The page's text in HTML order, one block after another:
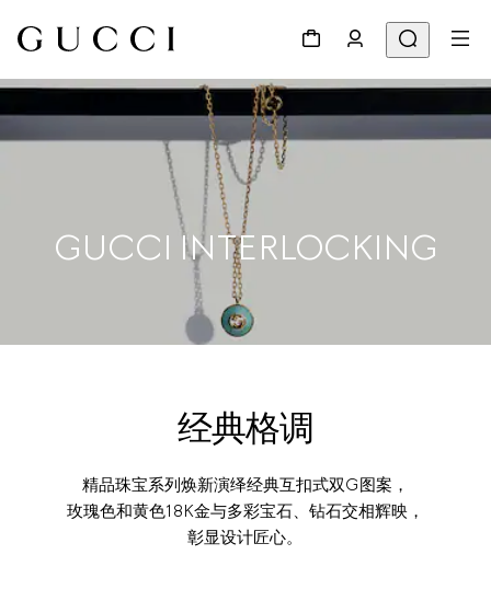
GUCCI INTERLOCKING
经典格调
精品珠宝系列焕新演绎经典互扣式双G图案，
玫瑰色和黄色18K金与多彩宝石、钻石交相辉映，
彰显设计匠心。